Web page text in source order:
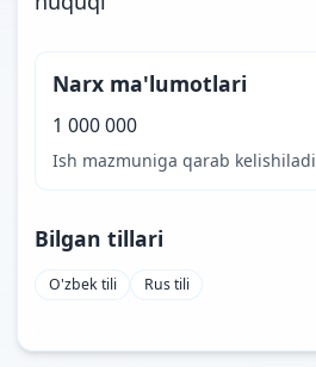
Narx ma'lumotlari
1 000 000
Ish mazmuniga qarab kelishiladi
Bilgan tillari
O'zbek tili Rus tili